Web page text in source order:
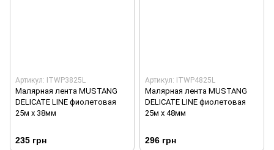
Артикул: ITWP3825L
Малярная лента MUSTANG
DELICATE LINE фиолетовая
25м х 38мм
235 грн
Артикул: ITWP4825L
Малярная лента MUSTANG
DELICATE LINE фиолетовая
25м х 48мм
296 грн